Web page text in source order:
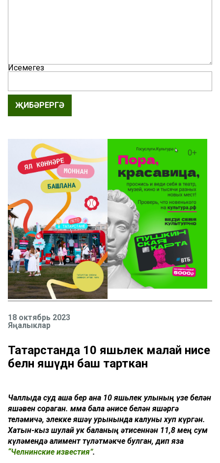
Исемегез
ҖИБӘРЕРГӘ
18 октябрь 2023
Яңалыклар
Татарстанда 10 яшьлек малай әнисе
белән яшәүдән баш тарткан
Чаллыда суд аша бер ана 10 яшьлек улының үзе белән
яшәвен сораган. Әмма бала әнисе белән яшәргә
теләмичә, элекке яшәү урынында калуны хуп күргән.
Хатын-кыз шулай ук баланың әтисеннән 11,8 мең сум
күләмендә алимент түләтмәкче булган, дип яза
“Челнинские известия”.